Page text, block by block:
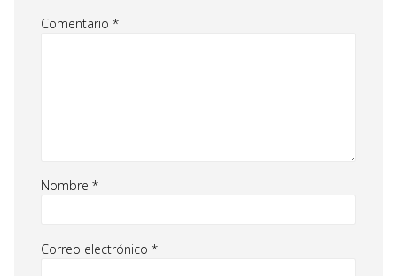
Comentario *
Nombre *
Correo electrónico *